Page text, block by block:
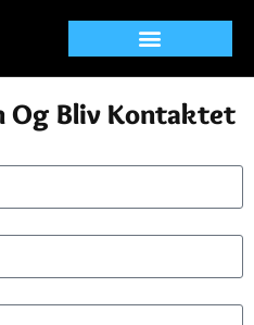
Og Bliv Kontaktet